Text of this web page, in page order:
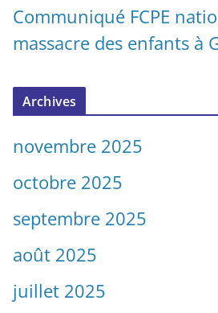
Communiqué FCPE
massacre des enfants à
Archives
novembre 2025
octobre 2025
septembre 2025
août 2025
juillet 2025